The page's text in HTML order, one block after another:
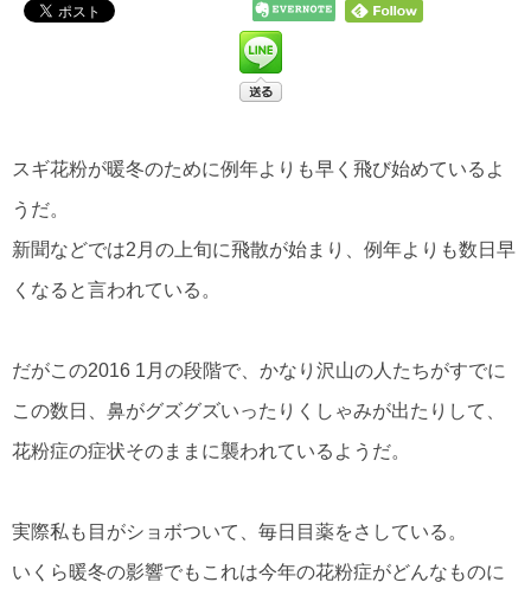
スギ花粉が暖冬のために例年よりも早く飛び始めているよ
うだ。
新聞などでは2月の上旬に飛散が始まり、例年よりも数日早
くなると言われている。
だがこの2016 1月の段階で、かなり沢山の人たちがすでに
この数日、鼻がグズグズいったりくしゃみが出たりして、
花粉症の症状そのままに襲われているようだ。
実際私も目がショボついて、毎日目薬をさしている。
いくら暖冬の影響でもこれは今年の花粉症がどんなものに